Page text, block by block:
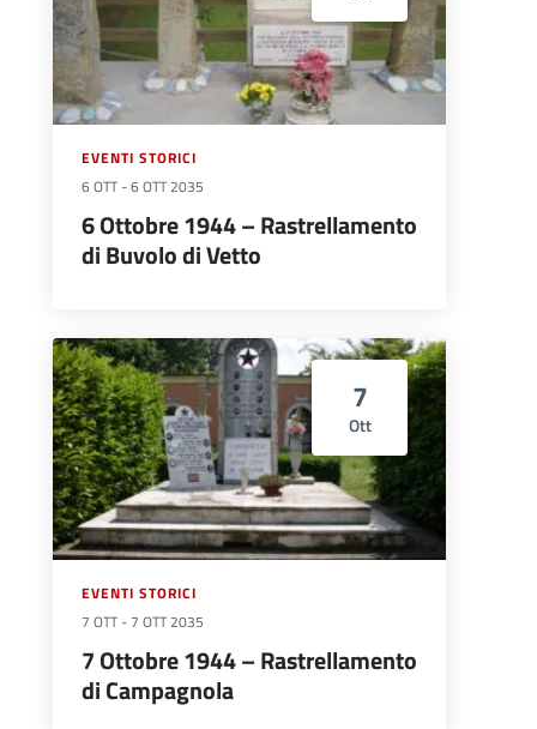
EVENTI STORICI
6 OTT -6 OTT 2035
6 Ottobre 1944 – Rastrellamento
di Buvolo di Vetto
7
Ott
EVENTI STORICI
7 OTT - 7 OTT 2035
7 Ottobre 1944 – Rastrellamento
di Campagnola